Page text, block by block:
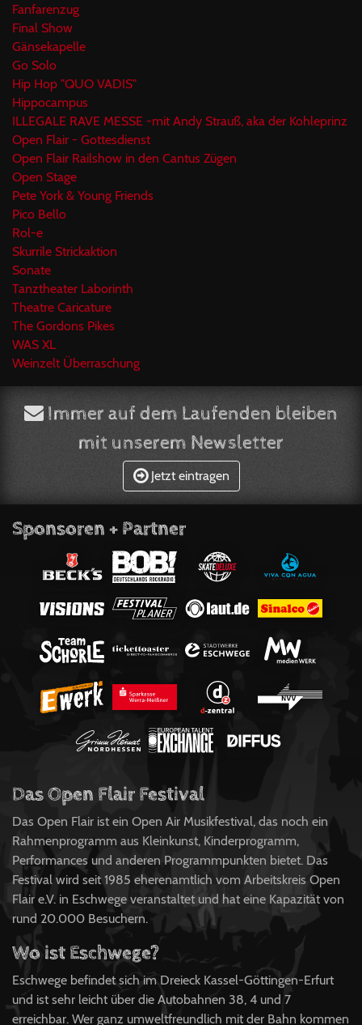
Fanfarenzug
Final Show
Gänsekapelle
Go Solo
Hip Hop "QUO VADIS"
Hippocampus
ILLEGALE RAVE MESSE -mit Andy Strauß, aka der Kohleprinz
Open Flair - Gottesdienst
Open Flair Railshow in den Cantus Zügen
Open Stage
Pete York & Young Friends
Pico Bello
Rol-e
Skurrile Strickaktion
Sonate
Tanztheater Laborinth
Theatre Caricature
The Gordons Pikes
WAS XL
Weinzelt Überraschung
Immer auf dem Laufenden bleiben
mit unserem Newsletter
Jetzt eintragen
Sponsoren + Partner
Das Open Flair Festival
Das Open Flair ist ein Open Air Musikfestival, das noch ein
Rahmenprogramm aus Kleinkunst, Kinderprogramm,
Performances und anderen Programmpunkten bietet. Das
Festival wird seit 1985 eherenamtlich vom Arbeitskreis Open
Flair e.V. in Eschwege veranstaltet und hat eine Kapazität von
rund 20.000 Besuchern.
Wo ist Eschwege?
Eschwege befindet sich im Dreieck Kassel-Göttingen-Erfurt
und ist sehr leicht über die Autobahnen 38, 4 und 7
erreichbar. Wer ganz umweltfreundlich mit der Bahn kommen